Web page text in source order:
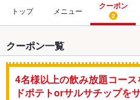
トップ メニュー クーポン
2
クーポン一覧
4名様以上の飲み放題コー
ドポテトorサルサチップを